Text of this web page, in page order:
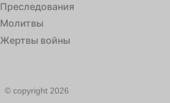
Преследования
Молитвы
Жертвы войны
© copyright 2026